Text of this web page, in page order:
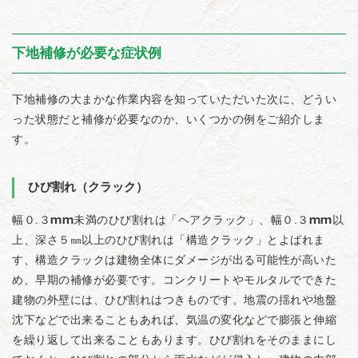
下地補修が必要な症状例
下地補修の大まかな作業内容を知っていただいた次に、どうい
った状態だと補修が必要なのか、いくつかの例をご紹介しま
す。
ひび割れ（クラック）
幅０.３ｍｍ未満のひび割れは「ヘアクラック」、幅０.３ｍｍ以
上、深さ５㎜以上のひび割れは「構造クラック」とよばれま
す、構造クラックは建物全体にダメージが出る可能性が高いた
め、早期の補修が必要です。コンクリートやモルタルでできた
建物の外壁には、ひび割れはつきものです。地震の揺れや地盤
沈下などで出来ることもあれば、気温の変化などで膨張と伸縮
を繰り返して出来ることもあります。ひび割れをそのままにし